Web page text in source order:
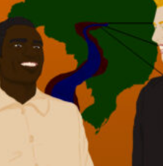
DE EVENTOS
Cronicamente Abandonados,
Via Mobilidade 10 Anos Após